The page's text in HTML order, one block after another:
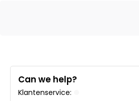
Can we help?
Klantenservice: